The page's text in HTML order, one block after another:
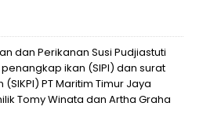
dan Perikanan Susi Pudjiastuti
ikan (SIPI) dan surat
PT Maritim Timur Jaya
Tomy Winata dan Artha Graha